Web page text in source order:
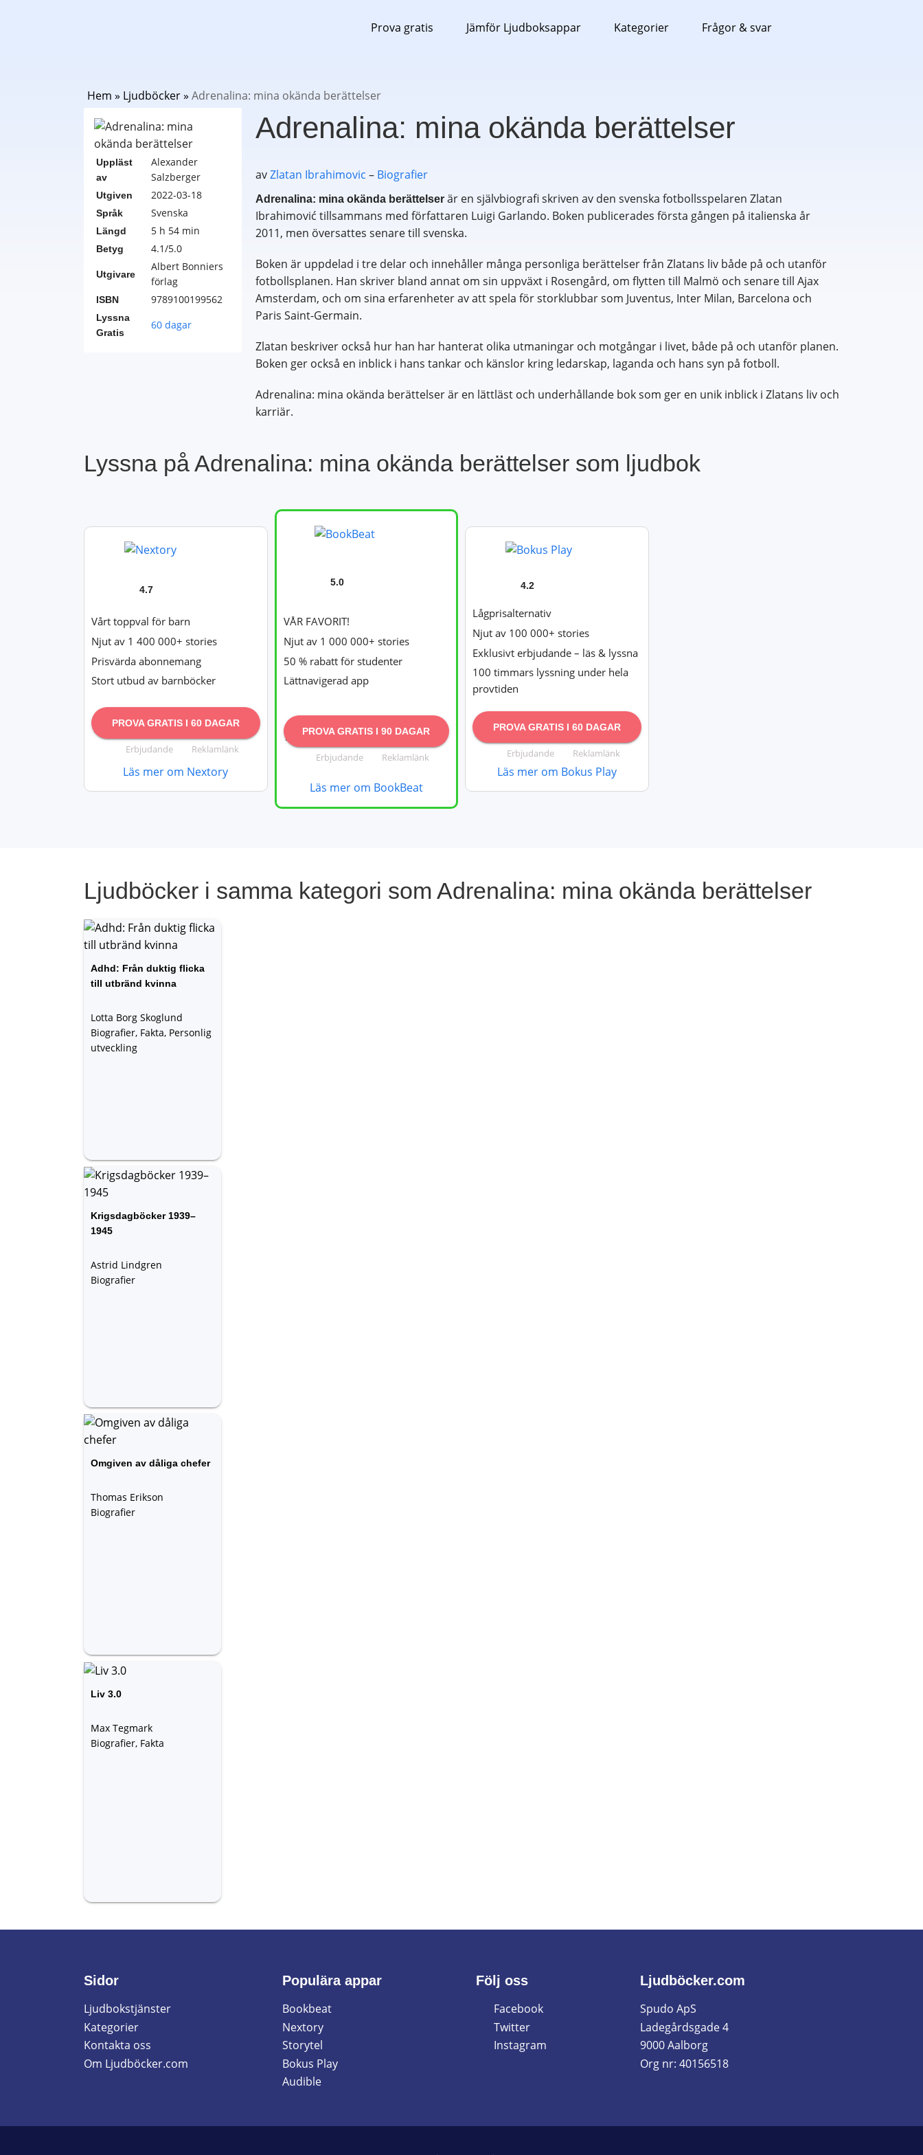
Prova gratis Jämför Ljudboksappar Kategorier Frågor & svar
Hem » Ljudböcker» Adrenalina: mina okända berättelser
Uppläst
av
Alexander
Salzberger
Utgiven 2022-03-18
Språk Svenska
Längd 5 h 54 min
Betyg 4.1/5.0
Utgivare
Albert Bonniers
förlag
ISBN 9789100199562
Lyssna
Gratis
60 dagar
Adrenalina: mina okända berättelser
avZlatan Ibrahimovic – Biografier
Adrenalina: mina okända berättelser är en självbiografi skriven av den svenska fotbollsspelaren Zlatan
Ibrahimović tillsammans med författaren Luigi Garlando. Boken publicerades första gången på italienska år
2011, men översattes senare till svenska.
Boken är uppdelad i tre delar och innehåller många personliga berättelser från Zlatans liv både på och utanför
fotbollsplanen. Han skriver bland annat om sin uppväxt i Rosengård, om flytten till Malmö och senare till Ajax
Amsterdam, och om sina erfarenheter av att spela för storklubbar som Juventus, Inter Milan, Barcelona och
Paris Saint-Germain.
Zlatan beskriver också hur han har hanterat olika utmaningar och motgångar i livet, både på och utanför planen.
Boken ger också en inblick i hans tankar och känslor kring ledarskap, laganda och hans syn på fotboll.
Adrenalina: mina okända berättelser är en lättläst och underhållande bok som ger en unik inblick i Zlatans liv och
karriär.
Lyssna på Adrenalina: mina okända berättelser som ljudbok
4.7
Vårt toppval för barn
Njut av 1 400 000+ stories
Prisvärda abonnemang
Stort utbud av barnböcker
PROVA GRATIS I 60 DAGAR
Erbjudande Reklamlänk
Läs mer om Nextory
5.0
VÅR FAVORIT!
Njut av 1 000 000+ stories
50 % rabatt för studenter
Lättnavigerad app
PROVA GRATIS I 90 DAGAR
Erbjudande Reklamlänk
Läs mer om BookBeat
4.2
Lågprisalternativ
Njut av 100 000+ stories
Exklusivt erbjudande – läs & lyssna
100 timmars lyssning under hela
provtiden
PROVA GRATIS I 60 DAGAR
Erbjudande Reklamlänk
Läs mer om Bokus Play
Ljudböcker i samma kategori som Adrenalina: mina okända berättelser
Adhd: Från duktig flicka
till utbränd kvinna
Lotta Borg Skoglund
Biografier, Fakta, Personlig
utveckling
Krigsdagböcker 1939–
1945
Astrid Lindgren
Biografier
Omgiven av dåliga chefer
Thomas Erikson
Biografier
Liv 3.0
Max Tegmark
Biografier, Fakta
Sidor
Ljudbokstjänster
Kategorier
Kontakta oss
Om Ljudböcker.com
Populära appar
Bookbeat
Nextory
Storytel
Bokus Play
Audible
Följ oss
Facebook
Twitter
Instagram
Ljudböcker.com
Spudo ApS
Ladegårdsgade 4
9000 Aalborg
Org nr: 40156518